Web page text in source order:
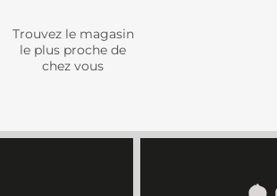
Trouvez le magasin
le plus proche de
chez vous